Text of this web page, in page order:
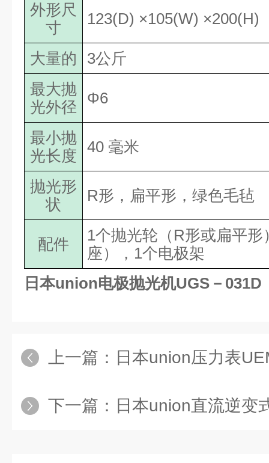
外形尺
寸
123(D) ×105(W) ×200(H)
大量的
3公斤
最大抛
光外径
Φ6
最小抛
光长度 40 毫米
抛光形
状
R形，扁平形，绿色毛毡
配件
1个抛光轮（R形或扁平
座），1个电极架
日本union电极抛光机UGS－031D
上一篇： 日本union压力表
下一篇： 日本union直流逆变式